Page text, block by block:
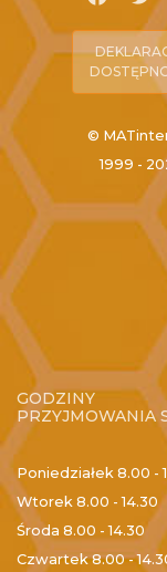
©
1999 -
GODZINY
PRZYJMOWANIA
Poniedziałek 8.00 -
Wtorek 8.00 - 14.30
Środa 8.00 - 14.30
Czwartek8.00 -